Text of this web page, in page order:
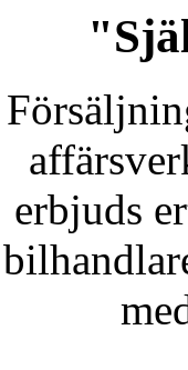
erbjuds